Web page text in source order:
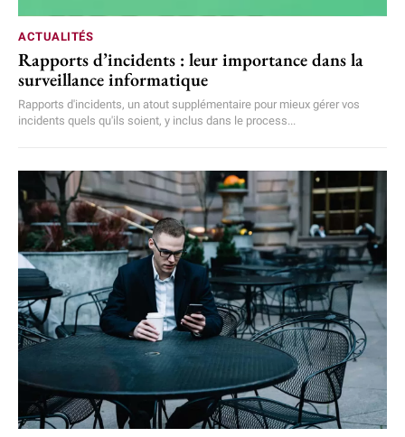
ACTUALITÉS
Rapports d’incidents : leur importance dans la
surveillance informatique
Rapports d'incidents, un atout supplémentaire pour mieux gérer vos
incidents quels qu'ils soient, y inclus dans le process...